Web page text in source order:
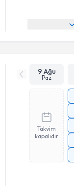
9 Ağu
Paz
Takvim
kapalıdır